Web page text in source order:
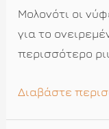
Μολονότι οι
για το
περισσότερο
Νυφικό
Διαβάστε